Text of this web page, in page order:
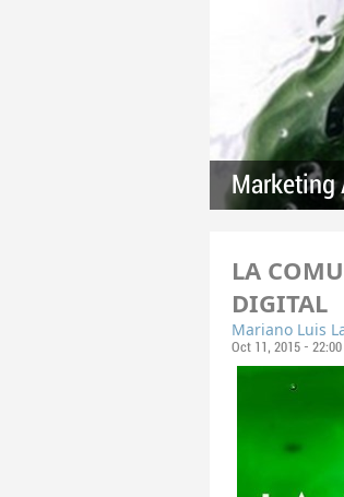
Marketing
LA
DIGITAL
Mariano Luis
Oct 11, 2015 - 22:00